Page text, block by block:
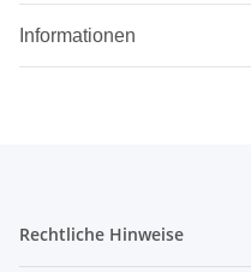
Informationen
Rechtliche Hinweise